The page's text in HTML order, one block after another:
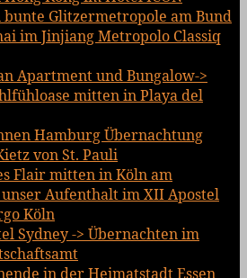
bunte Glitzermetropole am Bund
im Jinjiang Metropolo Classiq
Apartment und Bungalow->
mitten in Playa del
Hamburg Übernachtung
von St. Pauli
Flair mitten in Köln am
Aufenthalt im XII Apostel
Köln
Sydney -> Übernachten im
in der Heimatstadt Essen